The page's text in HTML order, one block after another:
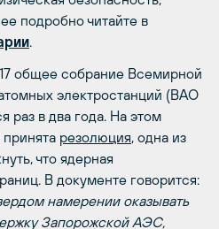
подробно читайте в
.
17 общее собрание Всемирной
электростанций (ВАО
раз в два года. На этом
резолюция, одна из
что ядерная
В документе говорится:
намерении оказывать
Запорожской АЭС,